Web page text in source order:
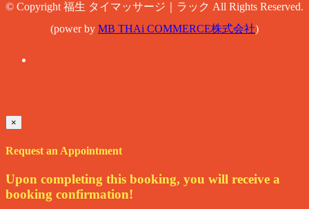
© Copyright 福生 タイマッサージ｜ラック All Rights Reserved.
(power by MB THAi COMMERCE株式会社)
×
Request an Appointment
Upon completing this booking, you will receive a
booking confirmation!